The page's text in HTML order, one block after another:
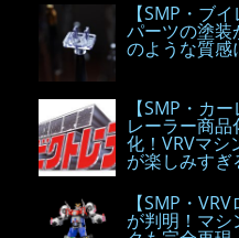
【SMP・ブ
パーツの塗装
のような質感
【SMP・カ
レーラー商
化！VRVマシ
が楽しみすぎ
【SMP・
が判明！マシ